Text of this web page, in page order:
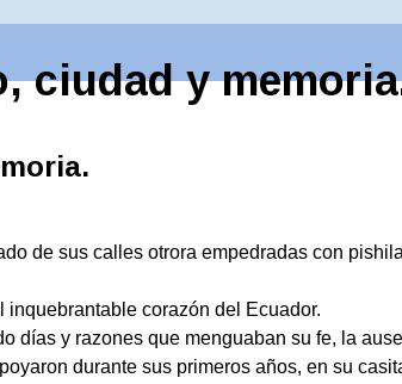
ciudad y
de sus calles otrora empedradas con
corazón del Ecuador.
días y razones que menguaban su fe, la
durante sus primeros años, en su